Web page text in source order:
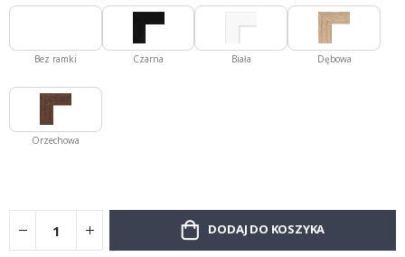
Bez ramki Czarna Biała Dębowa
Orzechowa
DODAJ DO KOSZYKA